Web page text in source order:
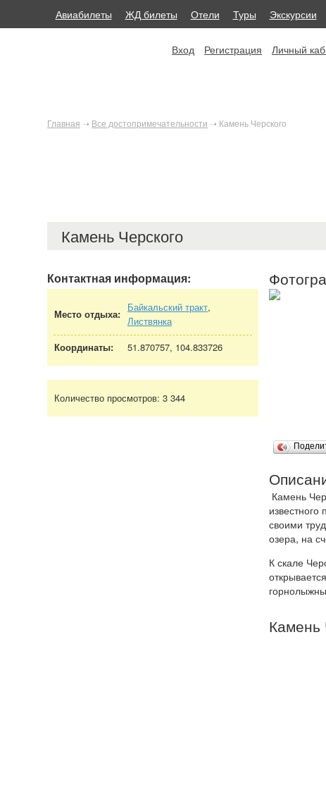
Авиабилеты ЖД билеты Отели Туры Экскурсии
Вход Регистрация Личный
Главная ➝ Все достопримечательности ➝ Камень Черского
Камень Черского
Контактная информация:
Место отдыха:
Байкальский тракт,
Листвянка
Координаты:
51.870757, 104.833726
Количество просмотров: 3 344
Камень
своими
озера, на
К скале
Камень